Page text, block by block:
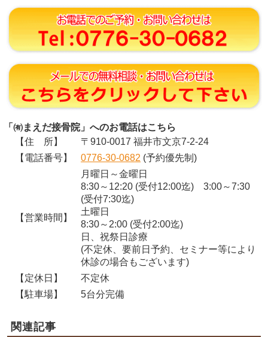
「㈲まえだ接骨院」へのお電話はこちら
【住 所】
〒910-0017 福井市文京7-2-24
【電話番号】
0776-30-0682 (予約優先制)
【営業時間】
月曜日～金曜日
8:30～12:20 (受付12:00迄) 3:00～7:30
(受付7:30迄)
土曜日
8:30～2:00 (受付2:00迄)
日、祝祭日診療
(不定休、要前日予約、セミナー等により
休診の場合もございます)
【定休日】
不定休
【駐車場】
5台分完備
関連記事